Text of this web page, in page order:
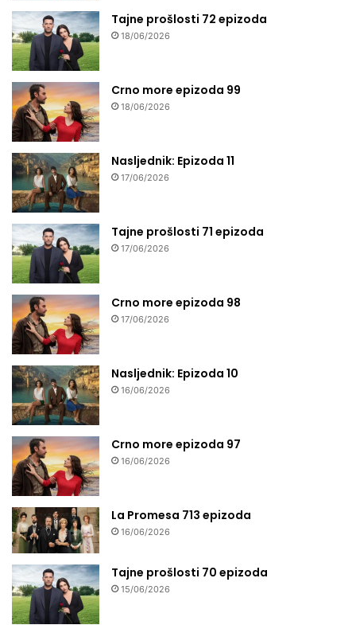
Tajne prošlosti 72 epizoda
18/06/2026
Crno more epizoda 99
18/06/2026
Nasljednik: Epizoda 11
17/06/2026
Tajne prošlosti 71 epizoda
17/06/2026
Crno more epizoda 98
17/06/2026
Nasljednik: Epizoda 10
16/06/2026
Crno more epizoda 97
16/06/2026
La Promesa 713 epizoda
16/06/2026
Tajne prošlosti 70 epizoda
15/06/2026